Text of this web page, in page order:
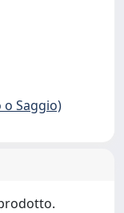
Saggio)